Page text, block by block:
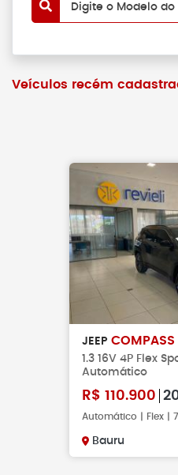
Digite o Modelo
Veículos recém
JEEP COMPASS
1.3 16V 4P Flex
Automático
R$ 110.900
Automático | Flex |
Bauru